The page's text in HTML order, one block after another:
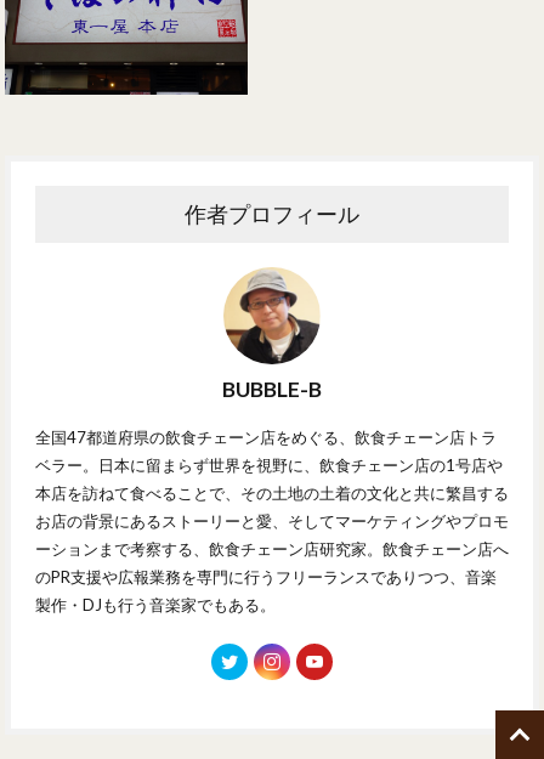
作者プロフィール
BUBBLE-B
全国47都道府県の飲食チェーン店をめぐる、飲食チェーン店トラ
ベラー。日本に留まらず世界を視野に、飲食チェーン店の1号店や
本店を訪ねて食べることで、その土地の土着の文化と共に繁昌する
お店の背景にあるストーリーと愛、そしてマーケティングやプロモ
ーションまで考察する、飲食チェーン店研究家。飲食チェーン店へ
のPR支援や広報業務を専門に行うフリーランスでありつつ、音楽
製作・DJも行う音楽家でもある。